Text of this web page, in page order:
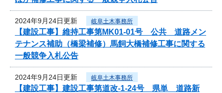
2024年9月24日更新 岐阜土木事務所
【建設工事】維持工事第MK01-01号 公共 道路メン
テナンス補助（橋梁補修）馬飼大橋補修工事に関する
一般競争入札公告
2024年9月24日更新 岐阜土木事務所
【建設工事】建設工事第道改-1-24号 県単 道路新